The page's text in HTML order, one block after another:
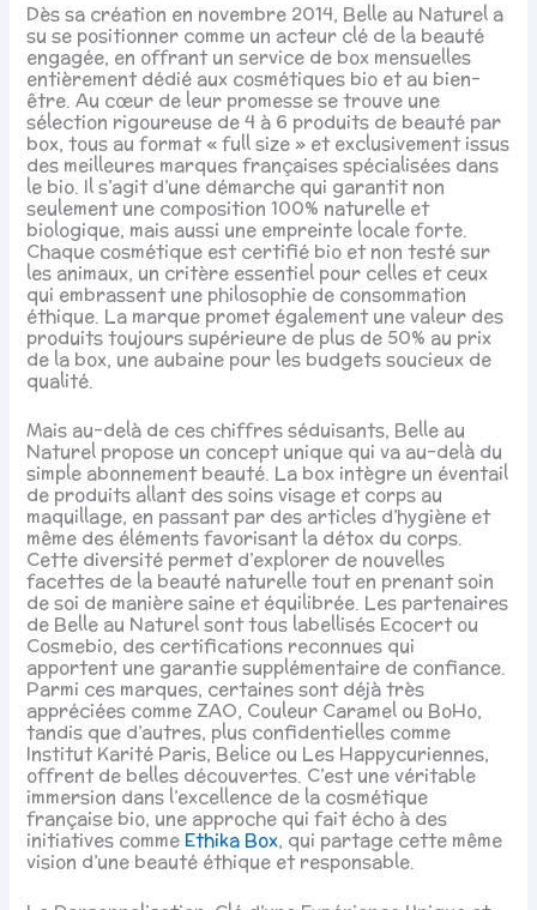
Dès sa création en novembre 2014, Belle au Naturel a
su se positionner comme un acteur clé de la beauté
engagée, en offrant un service de box mensuelles
entièrement dédié aux cosmétiques bio et au bien-
être. Au cœur de leur promesse se trouve une
sélection rigoureuse de 4 à 6 produits de beauté par
box, tous au format « full size » et exclusivement issus
des meilleures marques françaises spécialisées dans
le bio. Il s’agit d’une démarche qui garantit non
seulement une composition 100% naturelle et
biologique, mais aussi une empreinte locale forte.
Chaque cosmétique est certifié bio et non testé sur
les animaux, un critère essentiel pour celles et ceux
qui embrassent une philosophie de consommation
éthique. La marque promet également une valeur des
produits toujours supérieure de plus de 50% au prix
de la box, une aubaine pour les budgets soucieux de
qualité.
Mais au-delà de ces chiffres séduisants, Belle au
Naturel propose un concept unique qui va au-delà du
simple abonnement beauté. La box intègre un éventail
de produits allant des soins visage et corps au
maquillage, en passant par des articles d’hygiène et
même des éléments favorisant la détox du corps.
Cette diversité permet d’explorer de nouvelles
facettes de la beauté naturelle tout en prenant soin
de soi de manière saine et équilibrée. Les partenaires
de Belle au Naturel sont tous labellisés Ecocert ou
Cosmebio, des certifications reconnues qui
apportent une garantie supplémentaire de confiance.
Parmi ces marques, certaines sont déjà très
appréciées comme ZAO, Couleur Caramel ou BoHo,
tandis que d’autres, plus confidentielles comme
Institut Karité Paris, Belice ou Les Happycuriennes,
offrent de belles découvertes. C’est une véritable
immersion dans l’excellence de la cosmétique
française bio, une approche qui fait écho à des
initiatives comme Ethika Box, qui partage cette même
vision d’une beauté éthique et responsable.